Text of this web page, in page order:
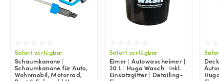
Sofort verfügbar
Schaumkanone |
Schaumkanone für Auto,
Wohnmobil, Motorrad,
Sofort verfügbar
Eimer | Autowascheimer |
20 L | Hugo Wasch | inkl.
Einsatzgitter | Detailing-